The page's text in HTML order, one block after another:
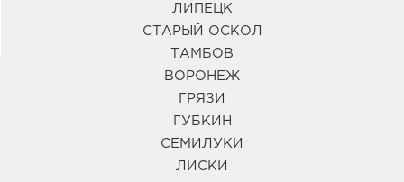
ЛИПЕЦК
СТАРЫЙ ОСКОЛ
ТАМБОВ
ВОРОНЕЖ
ГРЯЗИ
ГУБКИН
СЕМИЛУКИ
ЛИСКИ